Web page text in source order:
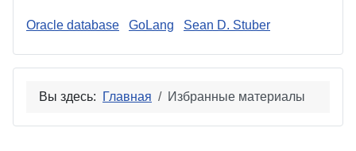
Oracle database GoLang Sean D. Stuber
Вы здесь: Главная Избранные материалы